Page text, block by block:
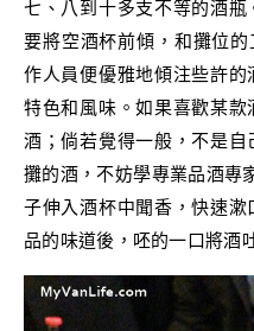
七、八到十多支不等的酒
要將空酒杯前傾，和攤位
作人員便優雅地傾注些許的
特色和風味。如果喜歡某
酒；倘若覺得一般，不是
攤的酒，不妨學專業品酒
子伸入酒杯中聞香，快速
品的味道後，呸的一口將酒